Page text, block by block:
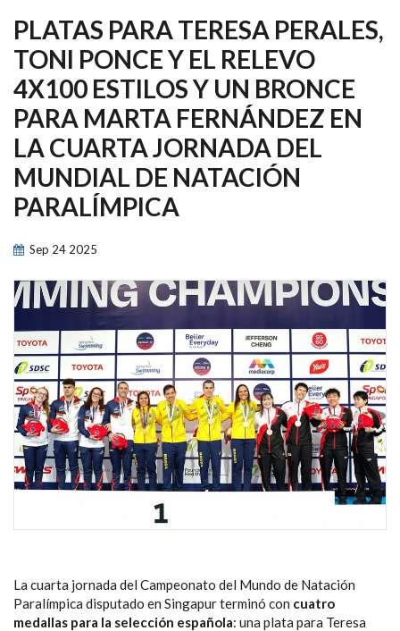
A
LA
NAVEGACIÓN
PLATAS PARA TERESA PERALES,
TONI PONCE Y EL RELEVO
4X100 ESTILOS Y UN BRONCE
PARA MARTA FERNÁNDEZ EN
LA CUARTA JORNADA DEL
MUNDIAL DE NATACIÓN
PARALÍMPICA
Sep 24 2025
La cuarta jornada del Campeonato del Mundo de Natación
Paralímpica disputado en Singapur terminó con cuatro
medallas para la selección española: una plata para Teresa